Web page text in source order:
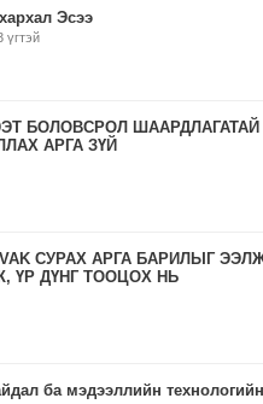
Эсээ
үгтэй
БОЛОВСРОЛ ШААРДЛАГАТАЙ
АРГА ЗҮЙ
СУРАХ АРГА БАРИЛЫГ
ҮР ДҮНГ ТООЦОХ НЬ
ба мэдээллийн технологийн